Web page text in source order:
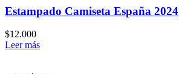
Estampado Camiseta España 2024
$12.000
Leer más